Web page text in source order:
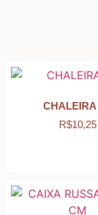
Peças Diversas
Decortela
CHALEIRA
R$10,25